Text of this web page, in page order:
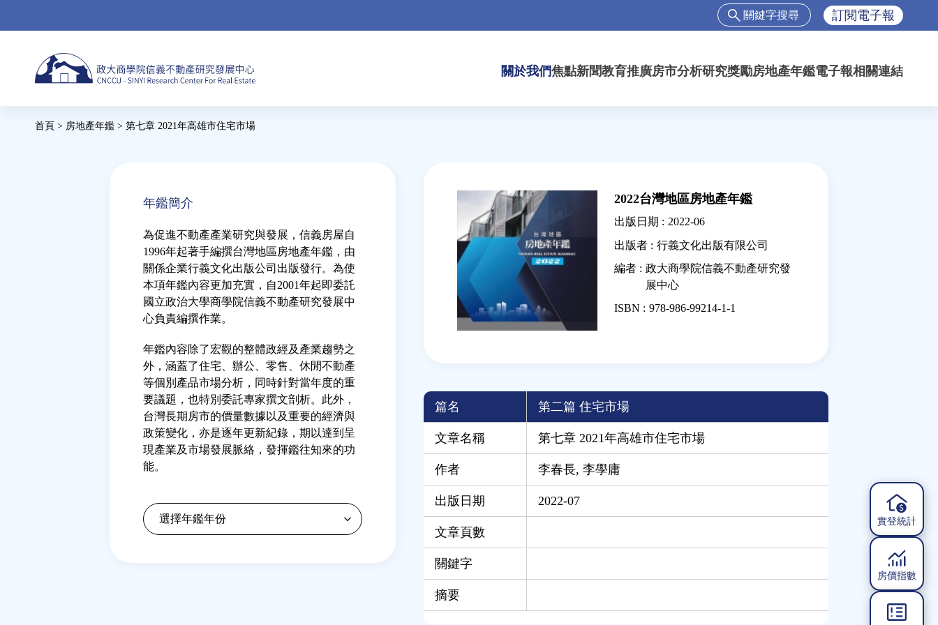
搜
表
單
搜
尋
訂閱電子報
關於我們焦點新聞教育推廣房市分析研究獎勵房地產年鑑電子報相關連結
首頁 > 房地產年鑑 > 第七章 2021年高雄市住宅市場
年鑑簡介
為促進不動產產業研究與發展，信義房屋自
1996年起著手編撰台灣地區房地產年鑑，由
關係企業行義文化出版公司出版發行。為使
本項年鑑內容更加充實，自2001年起即委託
國立政治大學商學院信義不動產研究發展中
心負責編撰作業。
年鑑內容除了宏觀的整體政經及產業趨勢之
外，涵蓋了住宅、辦公、零售、休閒不動產
等個別產品市場分析，同時針對當年度的重
要議題，也特別委託專家撰文剖析。此外，
台灣長期房市的價量數據以及重要的經濟與
政策變化，亦是逐年更新紀錄，期以達到呈
現產業及市場發展脈絡，發揮鑑往知來的功
能。
2022台灣地區房地產年鑑
出版日期 : 2022-06
出版者 : 行義文化出版有限公司
編者 : 政大商學院信義不動產研究發
展中心
ISBN : 978-986-99214-1-1
篇名 第二篇 住宅市場
文章名稱 第七章 2021年高雄市住宅市場
作者 李春長, 李學庸
出版日期 2022-07
文章頁數
關鍵字
摘要
實登統計
房價指數